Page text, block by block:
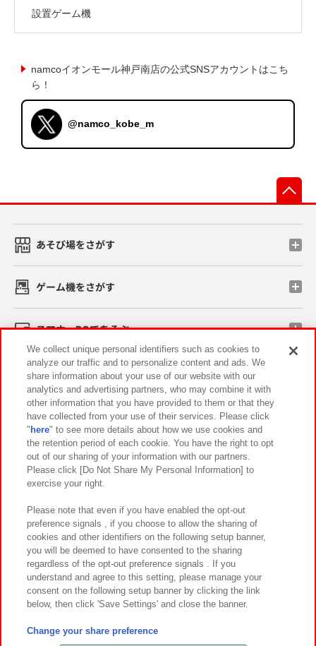
設置ゲーム機
namcoイオンモール神戸南店の公式SNSアカウントはこち
ら！
@namco_kobe_m
あそび場をさがす
ゲーム機をさがす
スマホ・PCであそぶ
イベント・キャンペーン
関連会社 サステナビリティ サイトポリシー
プライバシーポリシー ウェブアクセシビリティ方針と検証結果
お取引先さまとともに
カスタマーハラスメント対応方針 よくあるご質問・お問い合わせ
©Bandai Namco Amusement Inc.
©Bandai Namco Amusement Lab Inc.
We collect unique personal identifiers such as cookies to
analyze our traffic and to personalize content and ads. We
share information about your use of our website with our
analytics and advertising partners, who may combine it with
other information that you have provided to them or that they
have collected from your use of their services. Please click
" here" to see more details about how we use cookies and
the retention period of each cookie. You have the right to opt
out of our sharing of your information with our partners.
Please click [Do Not Share My Personal Information] to
exercise your right.
Please note that even if you have enabled the opt-out
preference signals , if you choose to allow the sharing of
cookies and other identifiers on the following setup banner,
you will be deemed to have consented to the sharing
regardless of the opt-out preference signals . If you
understand and agree to this setting, please manage your
consent on the following setup banner by clicking the link
below, then click 'Save Settings' and close the banner.
Change your share preference